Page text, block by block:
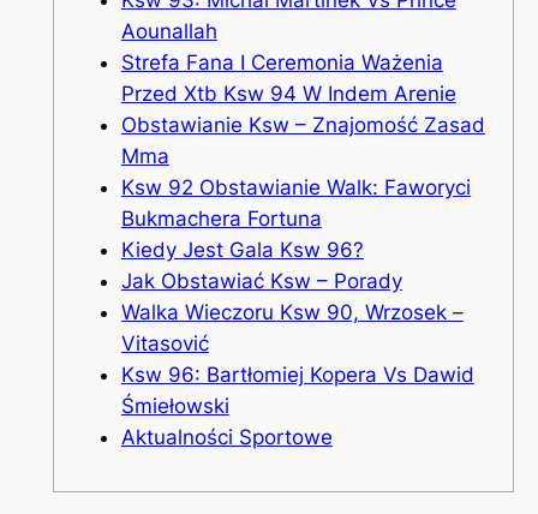
Aounallah
Strefa Fana I Ceremonia Ważenia
Przed Xtb Ksw 94 W Indem Arenie
Obstawianie Ksw – Znajomość Zasad
Mma
Ksw 92 Obstawianie Walk: Faworyci
Bukmachera Fortuna
Kiedy Jest Gala Ksw 96?
Jak Obstawiać Ksw – Porady
Walka Wieczoru Ksw 90, Wrzosek –
Vitasović
Ksw 96: Bartłomiej Kopera Vs Dawid
Śmiełowski
Aktualności Sportowe